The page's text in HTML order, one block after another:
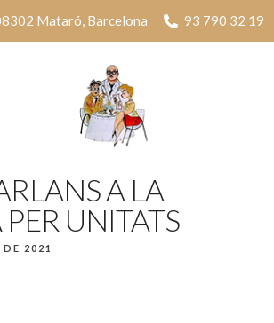
Mataró, Barcelona 93 790 32 19
A LA
UNITATS
2021